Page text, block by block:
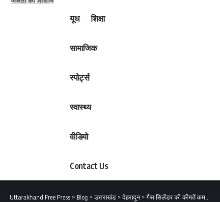
यूथ शिक्षा
सामाजिक
स्पोर्ट्स
स्वास्थ्य
वीडियो
Contact Us
Uttarakhand Free Press > Blog >उत्तराखंड >देहरादून>गैस सिलेंडर की कीमतें कम ना होने पर आरुषि सुंद्रियाल ने दी आमरण अनशन की चेतावनी